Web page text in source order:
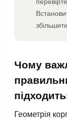
Чому
Геометрія